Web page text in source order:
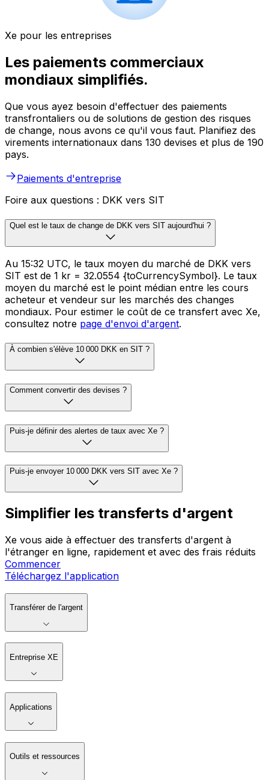
Xe pour les entreprises
Les paiements commerciaux
mondiaux simplifiés.
Que vous ayez besoin d'effectuer des paiements
transfrontaliers ou de solutions de gestion des risques
de change, nous avons ce qu'il vous faut. Planifiez des
virements internationaux dans 130 devises et plus de 190
pays.
Paiements d'entreprise
Foire aux questions : DKK vers SIT
Quel est le taux de change de DKK vers SIT aujourd'hui ?
Au 15:32 UTC, le taux moyen du marché de DKK vers
SIT est de 1 kr = 32.0554 {toCurrencySymbol}. Le taux
moyen du marché est le point médian entre les cours
acheteur et vendeur sur les marchés des changes
mondiaux. Pour estimer le coût de ce transfert avec Xe,
consultez notre page d'envoi d'argent.
À combien s'élève 10 000 DKK en SIT ?
Comment convertir des devises ?
Puis-je définir des alertes de taux avec Xe ?
Puis-je envoyer 10 000 DKK vers SIT avec Xe ?
Simplifier les transferts d'argent
Xe vous aide à effectuer des transferts d'argent à
l'étranger en ligne, rapidement et avec des frais réduits
Commencer
Téléchargez l'application
Transférer de l'argent
Entreprise XE
Applications
Outils et ressources